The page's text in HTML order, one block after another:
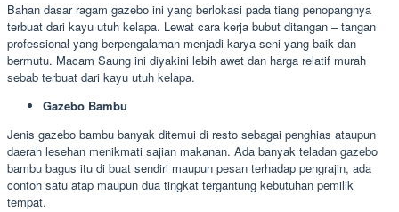
Bahan dasar ragam gazebo ini yang berlokasi pada tiang penopangnya
terbuat dari kayu utuh kelapa. Lewat cara kerja bubut ditangan – tangan
professional yang berpengalaman menjadi karya seni yang baik dan
bermutu. Macam Saung ini diyakini lebih awet dan harga relatif murah
sebab terbuat dari kayu utuh kelapa.
Gazebo Bambu
Jenis gazebo bambu banyak ditemui di resto sebagai penghias ataupun
daerah lesehan menikmati sajian makanan. Ada banyak teladan gazebo
bambu bagus itu di buat sendiri maupun pesan terhadap pengrajin, ada
contoh satu atap maupun dua tingkat tergantung kebutuhan pemilik
tempat.